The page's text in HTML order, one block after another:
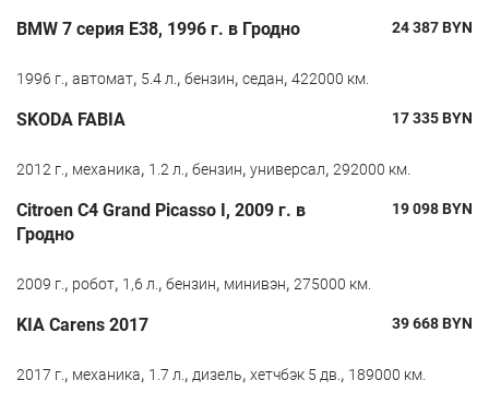
BMW 7 серия E38, 1996 г. в Гродно 24 387BYN
1996 г., автомат, 5.4 л., бензин, седан, 422000 км.
SKODA FABIA 17 335BYN
2012 г., механика, 1.2 л., бензин, универсал, 292000 км.
Citroen C4 Grand Picasso I, 2009 г. в
Гродно
19 098BYN
2009 г., робот, 1,6 л., бензин, минивэн, 275000 км.
KIA Carens 2017 39 668BYN
2017 г., механика, 1.7 л., дизель, хетчбэк 5 дв., 189000 км.